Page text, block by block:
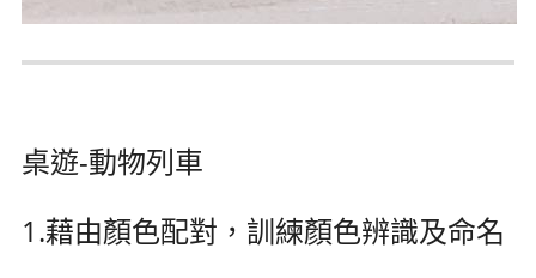
桌遊-動物列車
1.藉由顏色配對，訓練顏色辨識及命名